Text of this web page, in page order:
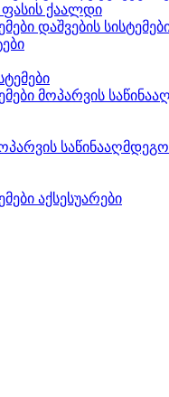
ქაალდი
დაშვების
მოპარვის
აქსესუარები